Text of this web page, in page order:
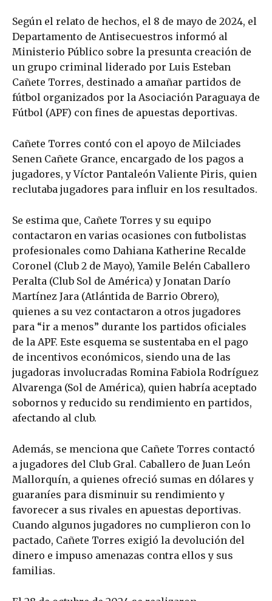
Según el relato de hechos, el 8 de mayo de 2024, el
Departamento de Antisecuestros informó al
Ministerio Público sobre la presunta creación de
un grupo criminal liderado por Luis Esteban
Cañete Torres, destinado a amañar partidos de
fútbol organizados por la Asociación Paraguaya de
Fútbol (APF) con fines de apuestas deportivas.
Cañete Torres contó con el apoyo de Milciades
Senen Cañete Grance, encargado de los pagos a
jugadores, y Víctor Pantaleón Valiente Piris, quien
reclutaba jugadores para influir en los resultados.
Se estima que, Cañete Torres y su equipo
contactaron en varias ocasiones con futbolistas
profesionales como Dahiana Katherine Recalde
Coronel (Club 2 de Mayo), Yamile Belén Caballero
Peralta (Club Sol de América) y Jonatan Darío
Martínez Jara (Atlántida de Barrio Obrero),
quienes a su vez contactaron a otros jugadores
para “ir a menos” durante los partidos oficiales
de la APF. Este esquema se sustentaba en el pago
de incentivos económicos, siendo una de las
jugadoras involucradas Romina Fabiola Rodríguez
Alvarenga (Sol de América), quien habría aceptado
sobornos y reducido su rendimiento en partidos,
afectando al club.
Además, se menciona que Cañete Torres contactó
a jugadores del Club Gral. Caballero de Juan León
Mallorquín, a quienes ofreció sumas en dólares y
guaraníes para disminuir su rendimiento y
favorecer a sus rivales en apuestas deportivas.
Cuando algunos jugadores no cumplieron con lo
pactado, Cañete Torres exigió la devolución del
dinero e impuso amenazas contra ellos y sus
familias.